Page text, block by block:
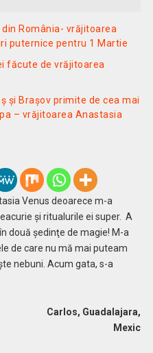
România- vrăjitoarea
puternice pentru 1 Martie
făcute de vrăjitoarea
și Brașov primite de cea mai
– vrăjitoarea Anastasia
Venus deoarece m-a
și ritualurile ei super. A
două şedinţe de magie! M-a
de care nu mă mai puteam
nebuni. Acum gata, s-a
Mexic